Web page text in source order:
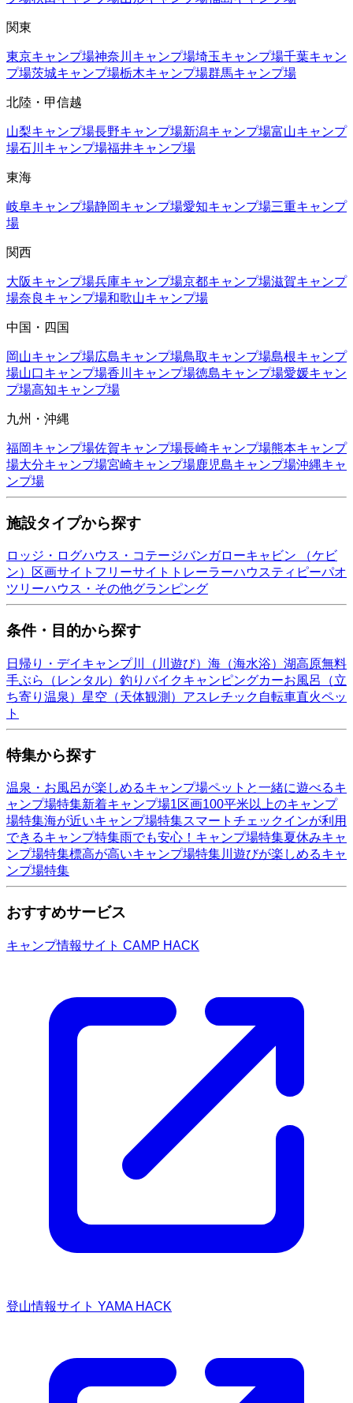
関東
東京キャンプ場神奈川 キャンプ場埼玉キャンプ場千葉キャン
プ場茨城キャンプ場栃木キャンプ場群馬キャンプ場
北陸・甲信越
山梨キャンプ場長野キャンプ場新潟キャンプ場富山キャンプ
場石川 キャンプ場福井キャンプ場
東海
岐阜キャンプ場静岡キャンプ場愛知キャンプ場三重キャンプ
場
関西
大阪キャンプ場兵庫キャンプ場京都キャンプ場滋賀キャンプ
場奈良 キャンプ場和歌山キャンプ場
中国・四国
岡山キャンプ場広島キャンプ場鳥取キャンプ場島根キャンプ
場山口キャンプ場香川 キャンプ場徳島キャンプ場愛媛キャン
プ場高知キャンプ場
九州・沖縄
福岡キャンプ場佐賀キャンプ場長崎キャンプ場熊本キャンプ
場大分キャンプ場宮崎キャンプ場鹿児島キャンプ場沖縄キャ
ンプ場
施設タイプから探す
ロッジ・ログハウス・コテージバンガローキャビン （ケビ
ン）
区画サイト フリーサイト トレーラーハウスティピーパオ
ツリーハウス・その他グランピング
条件・目的から探す
日帰り・デイキャンプ川（川遊び） 海（海水浴） 湖高原無料
手ぶら（レンタル） 釣り バイクキャンピングカーお風呂（立
ち寄り温泉） 星空（天体観測） アスレチック 自転車直火ペッ
ト
特集から探す
温泉・お風呂が楽しめるキャンプ場ペットと一緒に遊べるキ
ャンプ場特集新着キャンプ場1区画100平米以上のキャンプ
場特集海が近いキャンプ場特集スマートチェックインが利用
できるキャンプ特集雨でも安心！キャンプ場特集夏休みキャ
ンプ場特集標高が高いキャンプ場特集川遊びが楽しめるキャ
ンプ場特集
おすすめサービス
キャンプ情報サイト CAMP HACK
登山情報サイト YAMA HACK